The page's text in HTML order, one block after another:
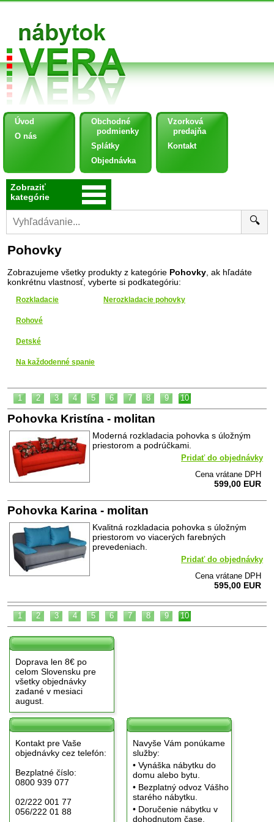
Úvod
O nás
Obchodné
podmienky
Splátky
Objednávka
Vzorková
predajňa
Kontakt
Zobraziť
kategórie
🔍
Pohovky
Zobrazujeme všetky produkty z kategórie Pohovky , ak hľadáte
konkrétnu vlastnosť, vyberte si podkategóriu:
Rozkladacie
Rohové
Detské
Na každodenné spanie
Nerozkladacie pohovky
1 2 3 4 5 6 7 8 9 10
Pohovka Kristína - molitan
Moderná rozkladacia pohovka s úložným
priestorom a podrúčkami.
Pridať do objednávky
Cena vrátane DPH
599,00 EUR
Pohovka Karina - molitan
Kvalitná rozkladacia pohovka s úložným
priestorom vo viacerých farebných
prevedeniach.
Pridať do objednávky
Cena vrátane DPH
595,00 EUR
1 2 3 4 5 6 7 8 9 10
Doprava len 8€ po
celom Slovensku pre
všetky objednávky
zadané v mesiaci
august.
Kontakt pre Vaše
objednávky cez telefón:
Bezplatné číslo:
0800 939 077
02/222 001 77
056/222 01 88
Navyše Vám ponúkame
služby:
• Vynáška nábytku do
domu alebo bytu.
• Bezplatný odvoz Vášho
starého nábytku.
• Doručenie nábytku v
dohodnutom čase.